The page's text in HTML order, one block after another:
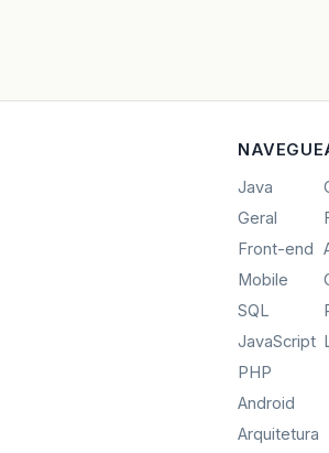
NAVEGUE
Java
Geral
Front-end
Mobile
SQL
JavaScript
PHP
Android
Arquitetura